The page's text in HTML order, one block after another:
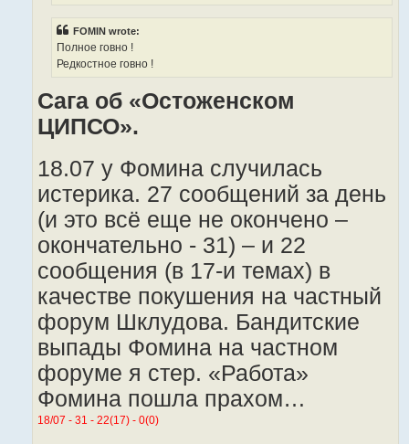
FOMIN wrote:
Полное говно !
Редкостное говно !
Сага об «Остоженском
ЦИПСО».
18.07 у Фомина случилась
истерика. 27 сообщений за день
(и это всё еще не окончено –
окончательно - 31) – и 22
сообщения (в 17-и темах) в
качестве покушения на частный
форум Шклудова. Бандитские
выпады Фомина на частном
форуме я стер. «Работа»
Фомина пошла прахом…
18/07 - 31 - 22(17) - 0(0)